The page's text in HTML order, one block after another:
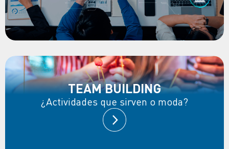
TEAM BUILDING
¿Actividades que sirven o moda?